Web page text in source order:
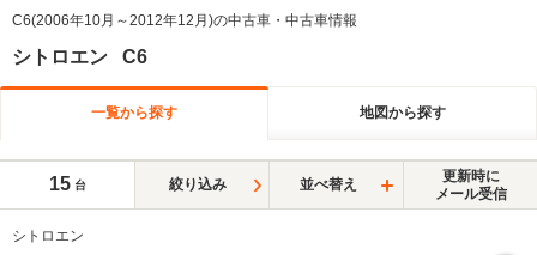
C6(2006年10月～2012年12月)の中古車・中古車情報
シトロエン C6
一覧から探す 地図から探す
15 台 絞り込み 並べ替え
更新時に
メール受信
シトロエン